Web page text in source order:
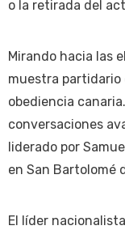
o la retirada del
Mirando hacia las
muestra partidario
obediencia
conversaciones
liderado por
en San Bartolomé
El líder